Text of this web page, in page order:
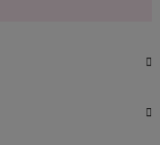

